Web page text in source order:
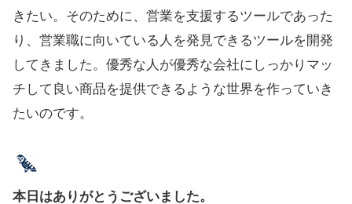
きたい。そのために、営業を支援するツールであった
り、営業職に向いている人を発見できるツールを開発
してきました。優秀な人が優秀な会社にしっかりマッ
チして良い商品を提供できるような世界を作っていき
たいのです。
本日はありがとうございました。